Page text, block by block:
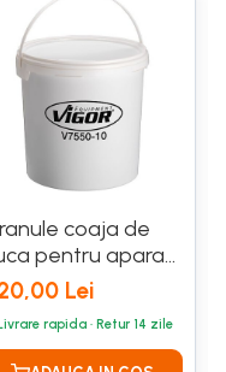
coaja de
pentru aparat
VIGOR
10Kg
Lei